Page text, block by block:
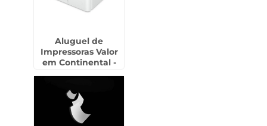
Aluguel de
Impressoras Valor
em Continental -